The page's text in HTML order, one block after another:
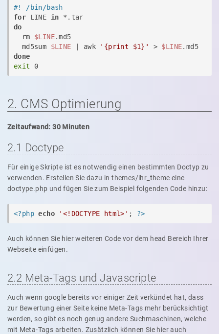
#! /bin/bash
for LINE in
do
  rm
$LINE.md5
  md5sum
$LINE | awk '{print $1}' > $LINE
done
exit
0
2. CMS Optimierung
Zeitaufwand: 30 Minuten
2.1 Doctype
Für einige Skripte ist es notwendig einen bestimmten Doctyp zu
verwenden. Erstellen Sie dazu in themes/ihr_theme eine
doctype.php und fügen Sie zum Beispiel folgenden Code hinzu:
<?php echo '<!DOCTYPE html>' ; ?>
Auch können Sie hier weiteren Code vor dem head Bereich Ihrer
Webseite einfügen.
2.2 Meta-Tags und Javascripte
Auch wenn google bereits vor einiger Zeit verkündet hat, dass
zur Bewertung einer Seite keine Meta-Tags mehr berücksichtigt
werden, so gibt es noch genug andere Suchmaschinen, welche
mit Meta-Tags arbeiten. Zusätzlich können Sie hier auch